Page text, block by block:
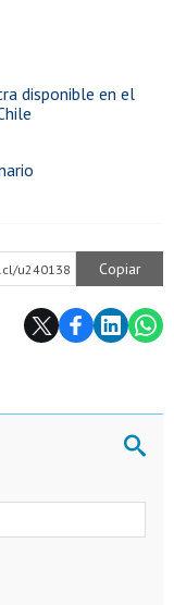
disponible en el
u240138 Copiar